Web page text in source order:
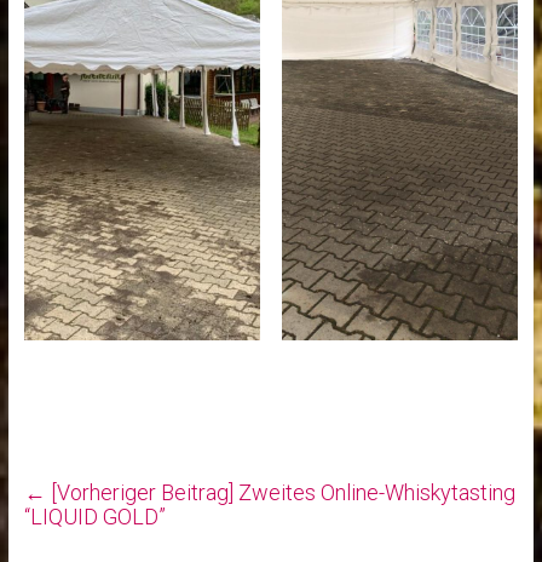
← [Vorheriger Beitrag] Zweites Online-Whiskytasting
“LIQUID GOLD”